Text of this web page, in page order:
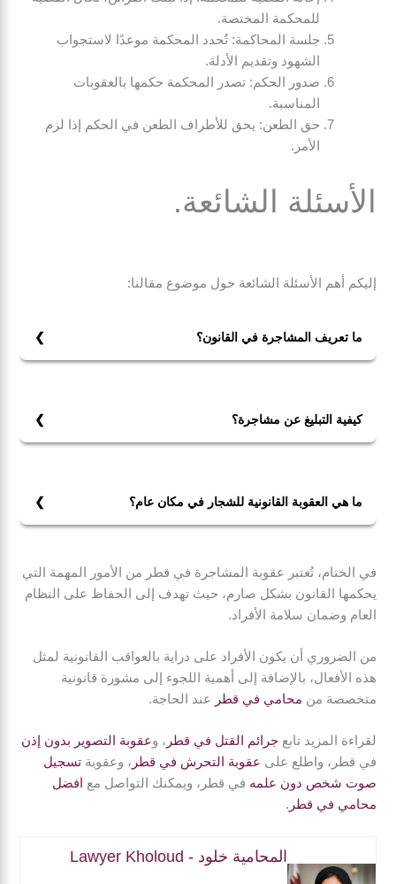
للمحكمة المختصة.
جلسة المحاكمة: تُحدد المحكمة موعدًا لاستجواب
الشهود وتقديم الأدلة.
صدور الحكم: تصدر المحكمة حكمها بالعقوبات
المناسبة.
حق الطعن: يحق للأطراف الطعن في الحكم إذا لزم
الأمر.
الأسئلة الشائعة.
إليكم أهم الأسئلة الشائعة حول موضوع مقالنا:
ما تعريف المشاجرة في القانون؟
الإصابات أو التهديد بالعنف.
كيفية التبليغ عن مشاجرة؟
2- تقديم بلاغ يتضمن تفاصيل الحادث والأطراف المعنية.
ما هي العقوبة القانونية للشجار في مكان عام؟
2- غرامة مالية تصل إلى 5000 ريال.
3- عقوبات تأديبية قد تشمل الطرد من العمل حسب الظروف.
في الختام، تُعتبر عقوبة المشاجرة في قطر من الأمور المهمة التي
يحكمها القانون بشكل صارم، حيث تهدف إلى الحفاظ على النظام
العام وضمان سلامة الأفراد.
من الضروري أن يكون الأفراد على دراية بالعواقب القانونية لمثل
هذه الأفعال، بالإضافة إلى أهمية اللجوء إلى مشورة قانونية
متخصصة من محامي في قطر عند الحاجة.
لقراءة المزيد تابعجرائم القتل في قطر ، وعقوبة التصوير بدون إذن
في قطر، واطلع على عقوبة التحرش في قطر ، وعقوبة تسجيل
صوت شخص دون علمه في قطر، ويمكنك التواصل مع
افضل
محامي في قطر .
المحامية خلود - Lawyer Kholoud